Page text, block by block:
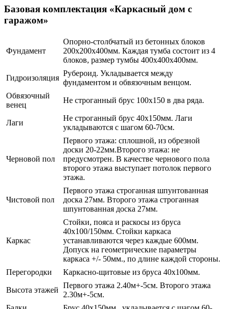
Базовая комплектация «Каркасный дом с
гаражом»
Фундамент
Опорно-столбчатый из бетонных блоков
200х200х400мм. Каждая тумба состоит из 4
блоков, размер тумбы 400х400х400мм.
Гидроизоляция
Рубероид. Укладывается между
фундаментом и обвязочным венцом.
Обвязочный
венец
Не строганный брус 100х150 в два ряда.
Лаги
Не строганный брус 40х150мм. Лаги
укладываются с шагом 60-70см.
Черновой пол
Первого этажа: сплошной, из обрезной
доски 20-22мм.Второго этажа: не
предусмотрен. В качестве чернового пола
второго этажа выступает потолок первого
этажа.
Чистовой пол
Первого этажа строганная шпунтованная
доска 27мм. Второго этажа строганная
шпунтованная доска 27мм.
Каркас
Стойки, пояса и раскосы из бруса
40х100/150мм. Стойки каркаса
устанавливаются через каждые 600мм.
Допуск на геометрические параметры
каркаса +/- 50мм., по длине каждой стороны.
Перегородки
Каркасно-щитовые из бруса 40х100мм.
Высота этажей
Первого этажа 2.40м+-5см. Второго этажа
2.30м+-5см.